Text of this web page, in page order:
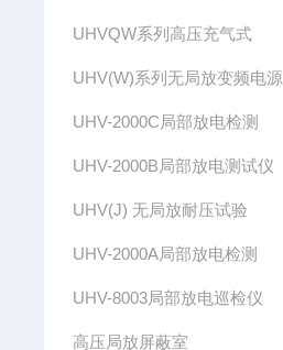
UHVQW系列高压充气式
UHV(W)系列无局放变频电源
UHV-2000C局部放电检测
UHV-2000B局部放电测试仪
UHV(J) 无局放耐压试验
UHV-2000A局部放电检测
UHV-8003局部放电巡检仪
高压局放屏蔽室